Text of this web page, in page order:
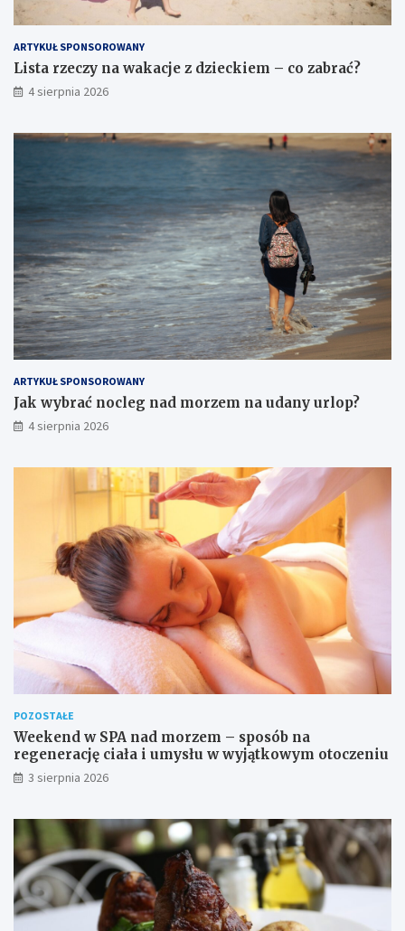
ARTYKUŁ SPONSOROWANY
Lista rzeczy na wakacje z dzieckiem – co zabrać?
4 sierpnia 2026
ARTYKUŁ SPONSOROWANY
Jak wybrać nocleg nad morzem na udany urlop?
4 sierpnia 2026
POZOSTAŁE
Weekend w SPA nad morzem – sposób na
regenerację ciała i umysłu w wyjątkowym otoczeniu
3 sierpnia 2026